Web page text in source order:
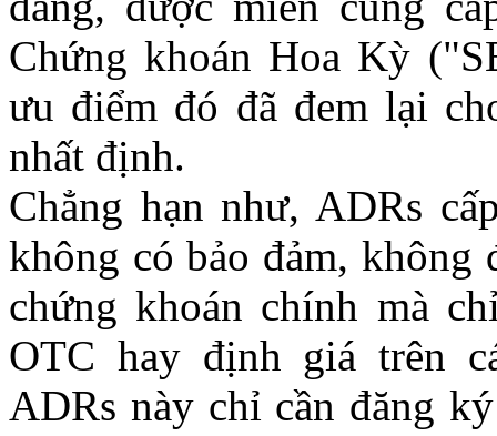
Chứng khoán Hoa Kỳ
ưu điểm đó đã đem lại
nhất định.
Chẳng hạn như, ADRs
không có bảo đảm, không
chứng khoán chính mà
OTC hay định giá trên
ADRs này chỉ cần đăng